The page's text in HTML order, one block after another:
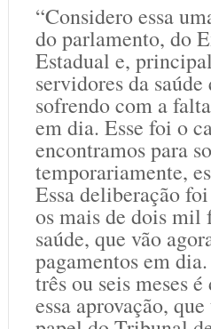
“Considero essa
do parlamento, do
Estadual e,
servidores da saúde
sofrendo com a
em dia. Esse foi o
encontramos para
temporariamente,
Essa deliberação
os mais de dois mil
saúde, que vão
pagamentos em
três ou seis meses
essa aprovação,